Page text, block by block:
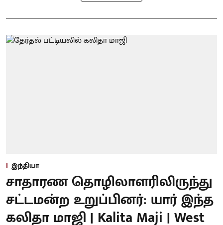
இந்தியா
சாதாரண தொழிலாளரிலிருந்து
சட்டமன்ற உறுப்பினர்: யார் இந்த
கலிதா மாஜி | Kalita Maji | West